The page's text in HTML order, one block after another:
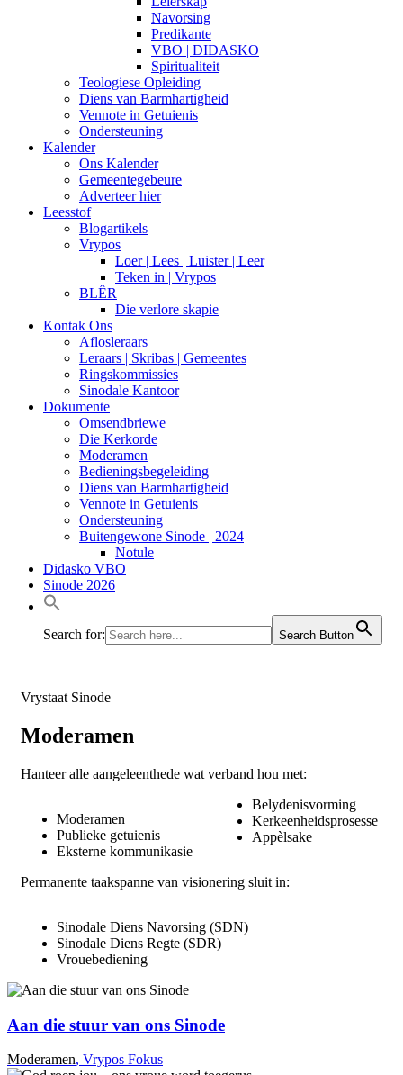
Navorsing
Predikante
VBO | DIDASKO
Spiritualiteit
Teologiese Opleiding
Diens van Barmhartigheid
Vennote in Getuienis
Ondersteuning
Kalender
Ons Kalender
Gemeentegebeure
Adverteer hier
Leesstof
Blogartikels
Vrypos
Loer | Lees | Luister | Leer
Teken in | Vrypos
BLÊR
Die verlore skapie
Kontak Ons
Aflosleraars
Leraars | Skribas | Gemeentes
Ringskommissies
Sinodale Kantoor
Dokumente
Omsendbriewe
Die Kerkorde
Moderamen
Bedieningsbegeleiding
Diens van Barmhartigheid
Vennote in Getuienis
Ondersteuning
Buitengewone Sinode | 2024
Notule
Didasko VBO
Sinode 2026
Search for: Search Button
Vrystaat Sinode
Moderamen
Hanteer alle aangeleenthede wat verband hou met:
Moderamen
Publieke getuienis
Eksterne kommunikasie
Belydenisvorming
Kerkeenheidsprosesse
Appèlsake
Permanente taakspanne van visionering sluit in:
Sinodale Diens Navorsing (SDN)
Sinodale Diens Regte (SDR)
Vrouebediening
Aan die stuur van ons Sinode
Moderamen, Vrypos Fokus